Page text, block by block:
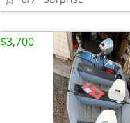
$3,700